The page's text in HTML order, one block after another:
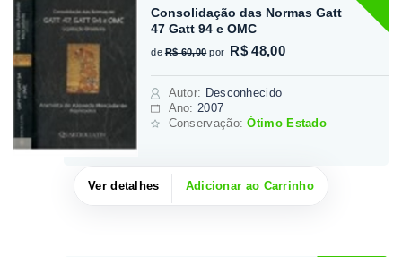
Consolidação das Normas Gatt
47 Gatt 94 e OMC
de R$ 60,00 por R$ 48,00
Autor: Desconhecido
Ano: 2007
Conservação:Ótimo Estado
Ver detalhes Adicionar ao Carrinho